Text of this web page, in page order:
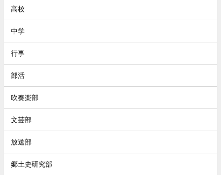
高校
中学
行事
部活
吹奏楽部
文芸部
放送部
郷土史研究部